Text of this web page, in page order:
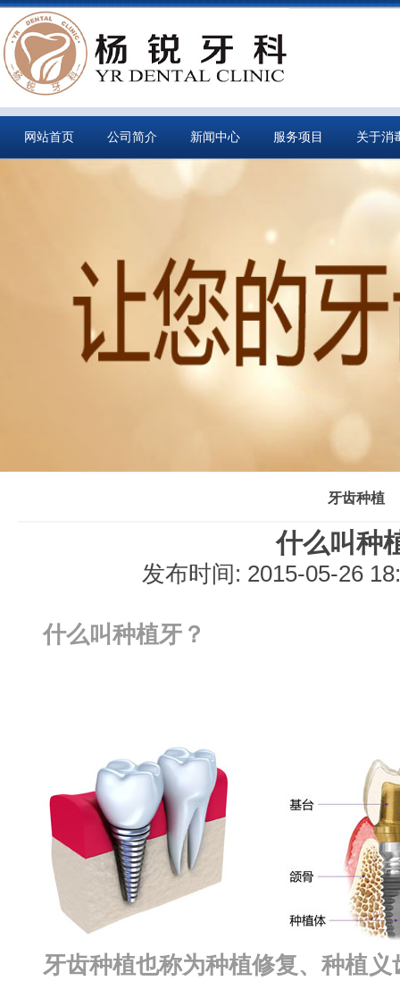
网站首页 公司简介 新闻中心 服务项目 关于消
牙齿种植
什么叫种
发布时间: 2015-05-26
什么叫种植牙？
牙齿种植也称为种植修复、种植